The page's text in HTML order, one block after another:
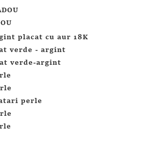
placat cu aur 18K
verde - argint
verde-argint
perle